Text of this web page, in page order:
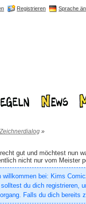
Registrieren Sprache
Zeichnerdialog »
gut und möchtest nun
nicht nur vom Meister
willkommen bei: Kims
du dich registrieren,
Falls du dich